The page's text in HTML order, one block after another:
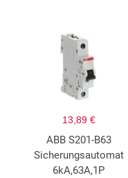
13,89 €
ABB S201-B63
Sicherungsautomat
6kA,63A,1P